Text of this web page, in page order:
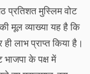
प्रतिशत मुस्लिम वोट
मूल व्याख्या यह है कि
लाभ प्राप्त किया है।
भाजपा के पक्ष में